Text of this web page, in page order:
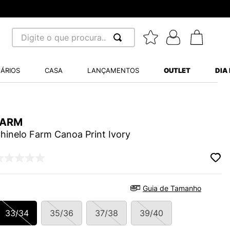
Digite o que procura...
CASA LANÇAMENTOS OUTLET DIA
Farm Canoa Print Ivory
Guia de Tamanho
33/34 35/36 37/38 39/40
BALANCE 530
WHITE
VANS ULTRARANGE